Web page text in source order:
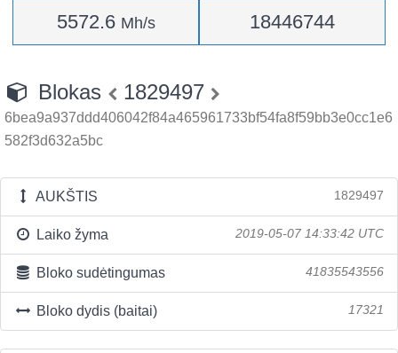
5572.6 Mh/s 18446744
Blokas 1829497
6bea9a937ddd406042f84a465961733bf54fa8f59bb3e0cc1e6
582f3d632a5bc
AUKŠTIS 1829497
Laiko žyma 2019-05-07 14:33:42 UTC
Bloko sudėtingumas 41835543556
Bloko dydis (baitai) 17321